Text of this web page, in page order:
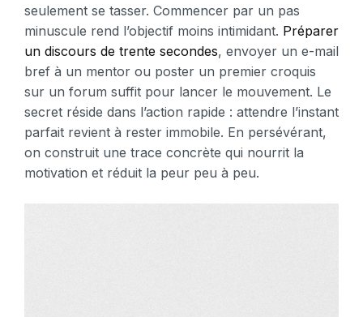
seulement se tasser. Commencer par un pas
minuscule rend l’objectif moins intimidant. Préparer
un discours de trente secondes, envoyer un e-mail
bref à un mentor ou poster un premier croquis
sur un forum suffit pour lancer le mouvement. Le
secret réside dans l’action rapide : attendre l’instant
parfait revient à rester immobile. En persévérant,
on construit une trace concrète qui nourrit la
motivation et réduit la peur peu à peu.